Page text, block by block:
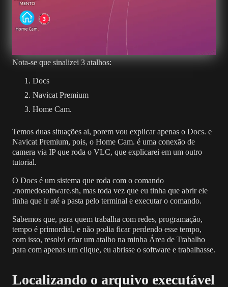
Nota-se que sinalizei 3 atalhos:
Docs
Navicat Premium
Home Cam.
Temos duas situações ai, porem vou explicar apenas o Docs. e
Navicat Premium, pois, o Home Cam. é uma conexão de
camera via IP que roda o VLC, que explicarei em um outro
tutorial.
O Docs é um sistema que roda com o comando
./nomedosoftware.sh, mas toda vez que eu tinha que abrir ele
tinha que ir até a pasta pelo terminal e executar o comando.
Sabemos que, para quem trabalha com redes, programação,
tempo é primordial, e não podia ficar perdendo esse tempo,
com isso, resolvi criar um atalho na minha Área de Trabalho
para com apenas um clique, eu abrisse o software e trabalhasse.
Localizando o arquivo executável